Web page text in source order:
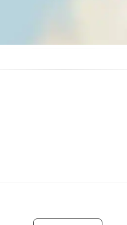
Mondsee abfahren - Bundesstraße